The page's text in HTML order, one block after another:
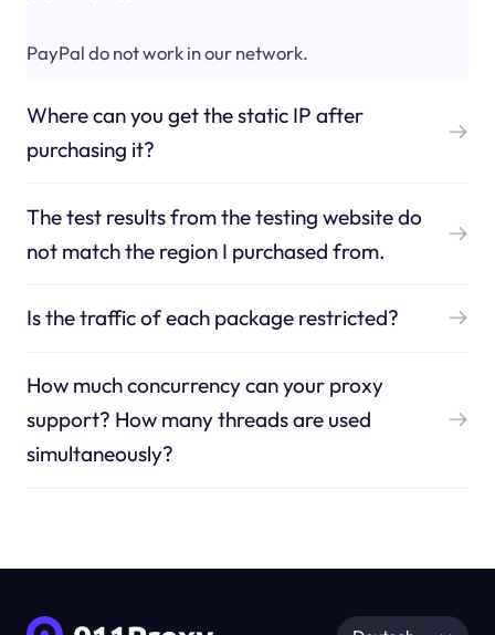
PayPal do not work in our network.
Where can you get the static IP after
purchasing it?
The test results from the testing website do
not match the region I purchased from.
Is the traffic of each package restricted?
How much concurrency can your proxy
support? How many threads are used
simultaneously?